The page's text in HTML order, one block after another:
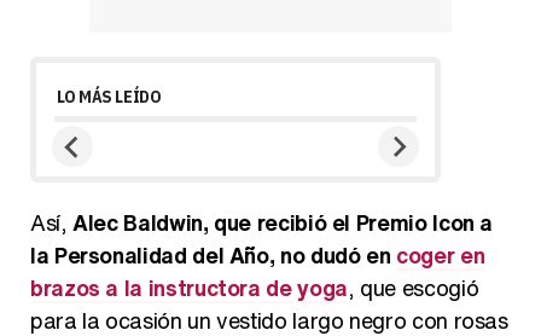
LO MÁS LEÍDO
Así,Alec Baldwin, que recibió el Premio Icon a
la Personalidad del Año, no dudó en coger en
brazos a la instructora de yoga, que escogió
para la ocasión un vestido largo negro con rosas